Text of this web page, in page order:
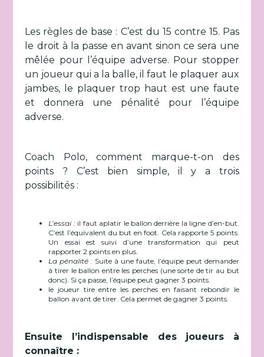
Les règles de base : C’est du 15 contre 15. Pas
le droit à la passe en avant sinon ce sera une
mêlée pour l’équipe adverse. Pour stopper
un joueur qui a la balle, il faut le plaquer aux
jambes, le plaquer trop haut est une faute
et donnera une pénalité pour l’équipe
adverse.
Coach Polo, comment marque-t-on des
points ? C’est bien simple, il y a trois
possibilités :
L’essai :il faut aplatir le ballon derrière la ligne d’en-but.
C’est l’équivalent du but en foot. Cela rapporte 5 points.
Un essai est suivi d’une transformation qui peut
rapporter 2 points en plus.
La pénalité : Suite à une faute, l’équipe peut demander
à tirer le ballon entre les perches (une sorte de tir au but
donc). Si ça passe, l’équipe peut gagner 3 points.
le joueur tire entre les perches en faisant rebondir le
ballon avant de tirer. Cela permet de gagner 3 points.
Ensuite l’indispensable des joueurs à
connaître :